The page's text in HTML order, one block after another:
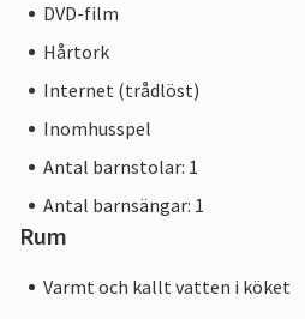
DVD-film
Hårtork
Internet (trådlöst)
Inomhusspel
Antal barnstolar: 1
Antal barnsängar: 1
Rum
Varmt och kallt vatten i köket